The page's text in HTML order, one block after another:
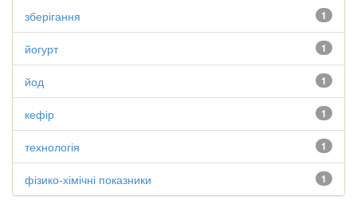
1
зберігання
1
йогурт
1
йод
1
кефір
1
технологія
1
фізико-хімічні показники